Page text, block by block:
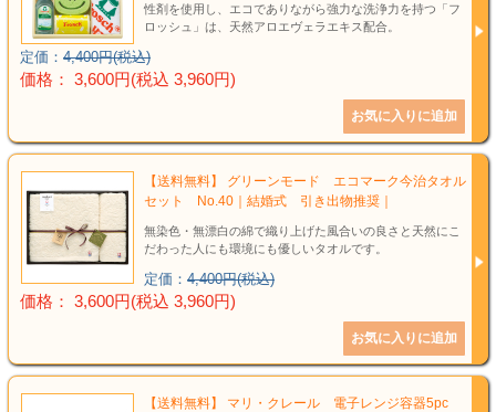
性剤を使用し、エコでありながら強力な洗浄力を持つ「フ
ロッシュ」は、天然アロエヴェラエキス配合。
定価： 4,400円(税込)
価格： 3,600円(税込 3,960円)
【送料無料】 グリーンモード エコマーク今治タオル
セット No.40｜結婚式 引き出物推奨｜
無染色・無漂白の綿で織り上げた風合いの良さと天然にこ
だわった人にも環境にも優しいタオルです。
定価： 4,400円(税込)
価格： 3,600円(税込 3,960円)
【送料無料】 マリ・クレール 電子レンジ容器5pc